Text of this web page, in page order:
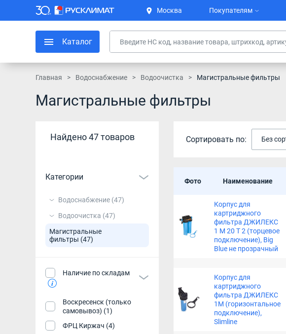
Москва Покупателям
Каталог
Главная Водоснабжение Водоочистка Магистральные фильтры
Магистральные фильтры
Найдено 47 товаров
Категории
Водоснабжение (47)
Водоочистка (47)
Магистральные
фильтры (47)
Наличие по складам
Воскресенск (только
самовывоз) (1)
ФРЦ Киржач (4)
Сортировать по: Без
Фото Наименование
Корпус для
картриджного
фильтра ДЖИЛЕКС
1 М 20 Т 2 (торцевое
подключение), Big
Blue не прозрачный
Корпус для
картриджного
фильтра ДЖИЛЕКС
1М (горизонтальное
подключение),
Slimline